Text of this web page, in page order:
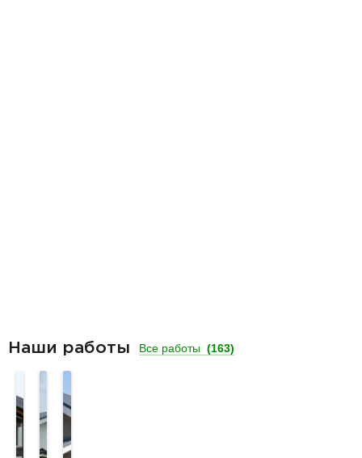
Наши работы Все работы (163)